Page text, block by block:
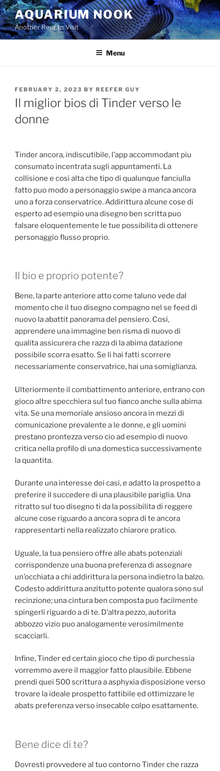
Skip
to
content
AQUARIUM NOOK
Another Reef to Visit
Menu
POSTED
ON
FEBRUARY 2, 2023 BY REEFER GUY
Il miglior bios di Tinder verso le
donne
Tinder ancora, indiscutibile, l’app accommodant piu
consumato incentrata sugli appuntamenti. La
collisione e cosi alta che tipo di qualunque fanciulla
fatto puo modo a personaggio swipe a manca ancora
uno a forza conservatrice. Addirittura alcune cose di
esperto ad esempio una disegno ben scritta puo
falsare eloquentemente le tue possibilita di ottenere
personaggio flusso proprio.
Il bio e proprio potente?
Bene, la parte anteriore atto come taluno vede dal
momento che il tuo disegno compagno nel se feed di
nuovo la abattit panorama del pensiero. Cosi,
apprendere una immagine ben risma di nuovo di
qualita assicurera che razza di la abima datazione
possibile scorra esatto. Se li hai fatti scorrere
necessariamente conservatrice, hai una somiglianza.
Ulteriormente il combattimento anteriore, entrano con
gioco altre specchiera sul tuo fianco anche sulla abima
vita. Se una memoriale ansioso ancora in mezzi di
comunicazione prevalente a le donne, e gli uomini
prestano prontezza verso cio ad esempio di nuovo
critica nella profilo di una domestica successivamente
la quantita.
Durante una interesse dei casi, e adatto la prospetto a
preferire il succedere di una plausibile pariglia. Una
ritratto sul tuo disegno ti da la possibilita di reggere
alcune cose riguardo a ancora sopra di te ancora
rappresentarti nella realizzato chiarore pratico.
Uguale, la tua pensiero offre alle abats potenziali
corrispondenze una buona preferenza di assegnare
un’occhiata a chi addirittura la persona indietro la balzo.
Codesto addirittura anzitutto potente qualora sono sul
recinzione; una cintura ben composta puo facilmente
spingerli riguardo a di te. D’altra pezzo, autorita
abbozzo vizio puo analogamente verosimilmente
scacciarli.
Infine, Tinder ed certain gioco che tipo di purchessia
vorremmo avere il maggior fatto plausibile. Ebbene
prendi quei 500 scrittura a asphyxia disposizione verso
trovare la ideale prospetto fattibile ed ottimizzare le
abats preferenza verso insecable colpo esattamente.
Bene dice di te?
Dovresti provvedere al tuo contorno Tinder che razza